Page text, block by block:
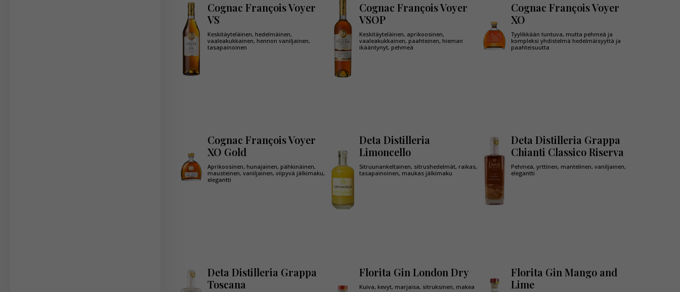
Cognac François Voyer
VS
Keskitäyteläinen, hedelmäinen,
vaaleakukkainen, hennon vaniljainen,
tasapainoinen
Cognac François Voyer
VSOP
Keskitäyteläinen, aprikoosinen,
vaaleakukkainen, paahteinen, hieman
ikääntynyt, pehmeä
Cognac François Voyer
XO
Tyylikkään tuntuva, mutta pehmeä ja
kompleksi yhdistelmä hedelmäisyyttä ja
paahteisuutta
Cognac François Voyer
XO Gold
Aprikoosinen, hunajainen, pähkinäinen,
mausteinen, vaniljainen, viipyvä jälkimaku,
elegantti
Deta Distilleria
Limoncello
Sitruunankeltainen, sitrushedelmät, raikas,
tasapainoinen, maukas jälkimaku
Deta Distilleria Grappa
Chianti Classico Riserva
Pehmeä, yrttinen, mantelinen, vaniljainen,
elegantti
Deta Distilleria Grappa
Toscana
Florita Gin London Dry
Kuiva, kevyt, marjaisa, sitruksinen, makea
Florita Gin Mango and
Lime